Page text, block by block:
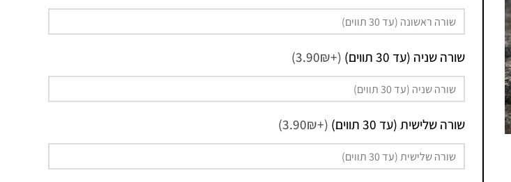
שורה שניה (עד 30 תווים) (+3.90₪)
שורה שלישית (עד 30 תווים) (+3.90₪)